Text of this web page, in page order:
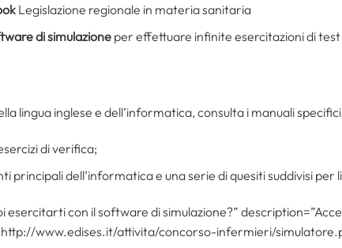
Legislazione regionale in materia sanitaria
di simulazioneper effettuare infinite esercitazioni di
lingua inglese e dell’informatica, consulta i manuali
di verifica;
principali dell’informatica e una serie di quesiti suddivisi per
esercitarti con il software di simulazione?”
www.edises.it/attivita/concorso-infermieri/